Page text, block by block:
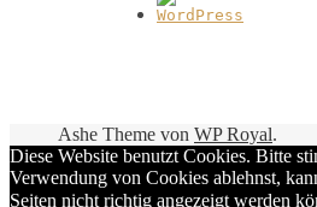
Ashe Theme von WP Royal.
Diese Website benutzt Cookies. Bitte
Verwendung von Cookies ablehnst,
Seiten nicht richtig angezeigt werden